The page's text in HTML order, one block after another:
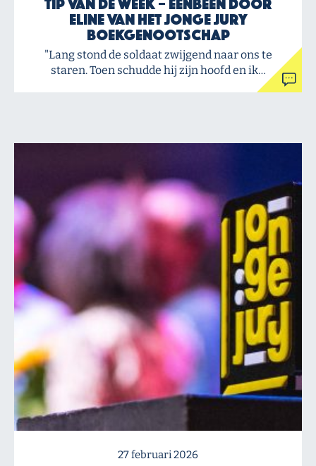
Tip van de Week – Eenbeen door
Eline van het Jonge Jury
Boekgenootschap
"Lang stond de soldaat zwijgend naar ons te
staren. Toen schudde hij zijn hoofd en ik…
27 februari 2026